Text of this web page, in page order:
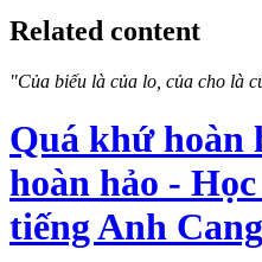
Related content
"Của biếu là của lo, của cho là
Quá khứ hoàn
hoàn hảo -
tiếng Anh